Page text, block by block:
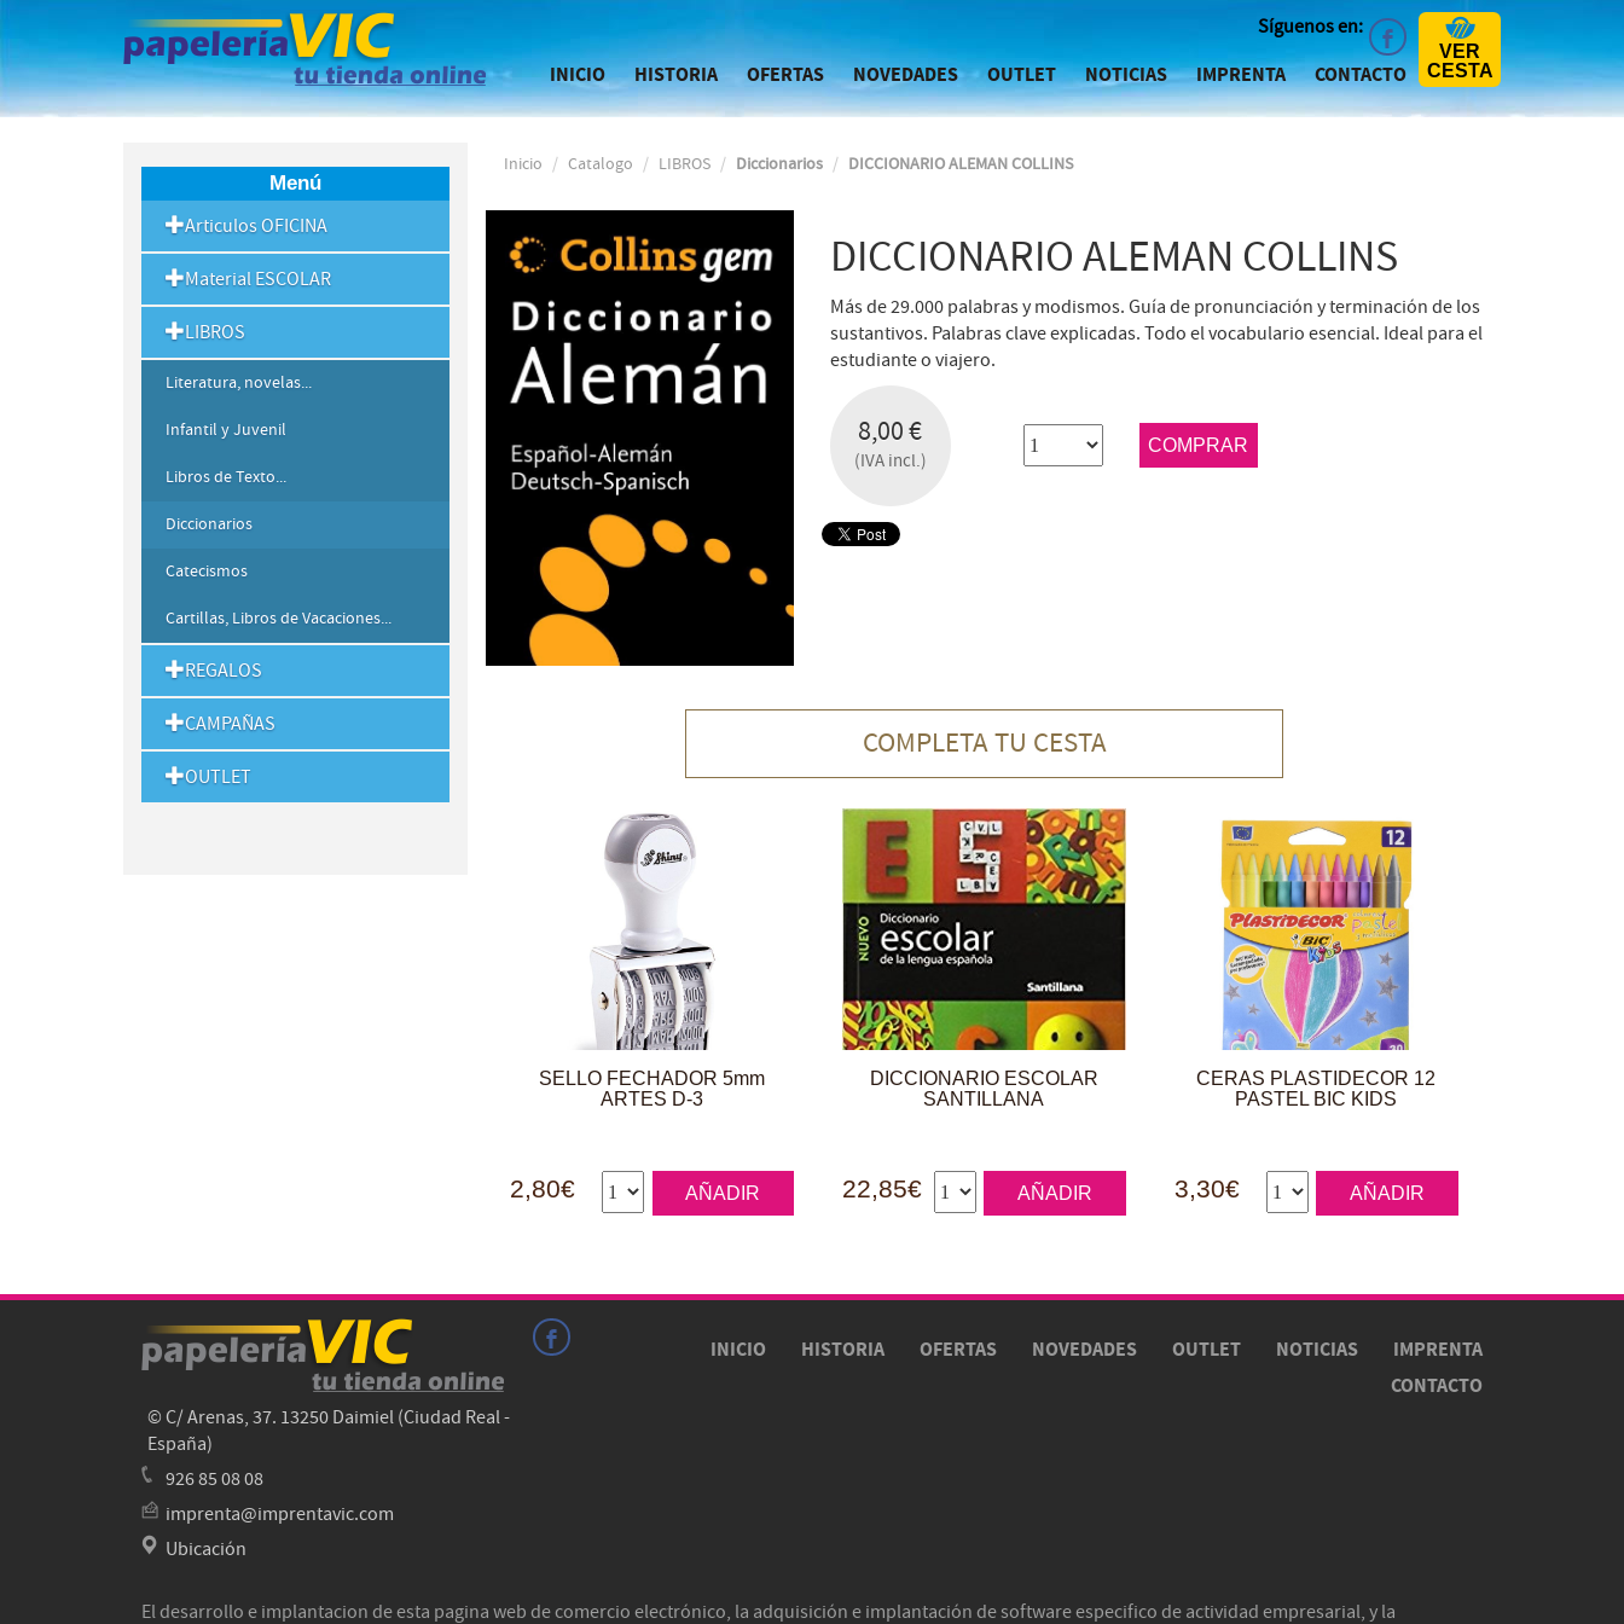
VER
CESTA
Síguenos en:
INICIO HISTORIA OFERTAS NOVEDADES OUTLET NOTICIAS IMPRENTA CONTACTO
Menú
Articulos OFICINA
Material ESCOLAR
LIBROS
Literatura, novelas...
Infantil y Juvenil
Libros de Texto...
Diccionarios
Catecismos
Cartillas, Libros de Vacaciones...
REGALOS
CAMPAÑAS
OUTLET
Inicio Catalogo LIBROS Diccionarios DICCIONARIO ALEMAN COLLINS
DICCIONARIO ALEMAN COLLINS
Más de 29.000 palabras y modismos. Guía de pronunciación y terminación de los
sustantivos. Palabras clave explicadas. Todo el vocabulario esencial. Ideal para el
estudiante o viajero.
8,00 €
(IVA incl.)
COMPRAR
COMPLETA TU CESTA
SELLO FECHADOR 5mm
ARTES D-3
2,80€ AÑADIR
DICCIONARIO ESCOLAR
SANTILLANA
22,85€ AÑADIR
CERAS PLASTIDECOR 12
PASTEL BIC KIDS
3,30€ AÑADIR
© C/ Arenas, 37. 13250 Daimiel (Ciudad Real -
España)
926 85 08 08
imprenta@imprentavic.com
Ubicación
INICIO HISTORIA OFERTAS NOVEDADES OUTLET NOTICIAS
IMPRENTA
CONTACTO
El desarrollo e implantacion de esta pagina web de comercio electrónico, la adquisición e implantación de software especifico de actividad empresarial, y la